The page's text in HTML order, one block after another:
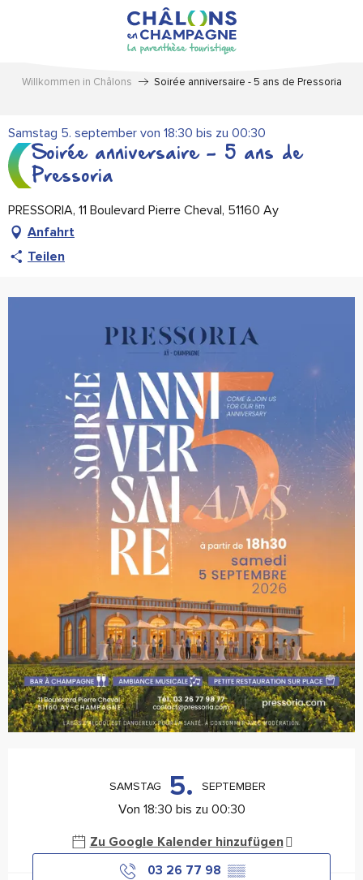
Willkommen in Châlons Soirée anniversaire - 5 ans de Pressoria
Samstag 5. september von 18:30 bis zu 00:30
Soirée anniversaire - 5 ans de
Pressoria
PRESSORIA, 11 Boulevard Pierre Cheval, 51160 Ay
Anfahrt
Teilen
SAMSTAG 5. SEPTEMBER
Von 18:30 bis zu 00:30
Zu Google Kalender hinzufügen
03 26 77 98 ▒▒